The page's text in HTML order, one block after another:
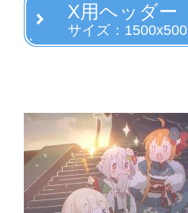
X用ヘッダー
サイズ：1500x500